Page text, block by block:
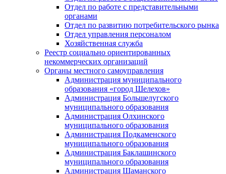
Отдел по работе с представительными
органами
Отдел по развитию потребительского рынка
Отдел управления персоналом
Хозяйственная служба
Реестр социально ориентированных
некоммерческих организаций
Органы местного самоуправления
Администрация муниципального
образования «город Шелехов»
Администрация Большелугского
муниципального образования
Администрация Олхинского
муниципального образования
Администрация Подкаменского
муниципального образования
Администрация Баклашинского
муниципального образования
Администрация Шаманского